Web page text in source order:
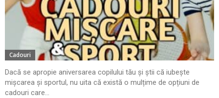
Cadouri
Dacă se apropie aniversarea copilului tău și știi că iubește
mișcarea și sportul, nu uita că există o mulțime de opțiuni de
cadouri care...